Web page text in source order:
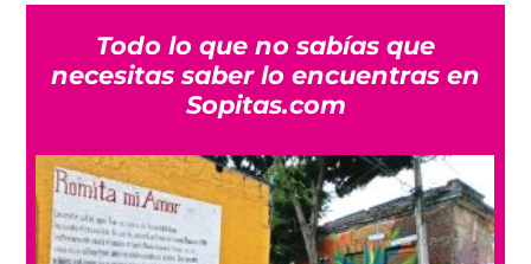
Todo lo que no sabías que
necesitas saber lo encuentras en
Sopitas.com